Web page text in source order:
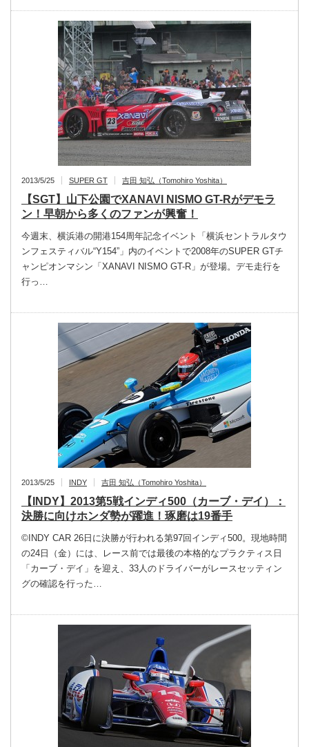
2013/5/25 SUPER GT 吉田 知弘（Tomohiro Yoshita）
【SGT】山下公園でXANAVI NISMO GT-Rがデモラ
ン！早朝から多くのファンが興奮！
今週末、横浜港の開港154周年記念イベント「横浜セントラルタウ
ンフェスティバル“Y154”」内のイベントで2008年のSUPER GTチ
ャンピオンマシン「XANAVI NISMO GT-R」が登場。デモ走行を
行っ…
2013/5/25 INDY 吉田 知弘（Tomohiro Yoshita）
【INDY】2013第5戦インディ500（カーブ・デイ）：
決勝に向けホンダ勢が躍進！琢磨は19番手
©INDY CAR 26日に決勝が行われる第97回インディ500。現地時間
の24日（金）には、レース前では最後の本格的なプラクティス日
「カーブ・デイ」を迎え、33人のドライバーがレースセッティン
グの確認を行った…